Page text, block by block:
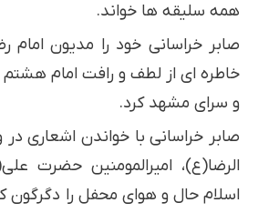
همه سلیقه ها خواند.
صابر خراسانی خود را مدیون امام
خاطره ای از لطف و رافت امام
و سرای مشهد کرد.
صابر خراسانی با خواندن اشعاری
الرضا(ع)، امیرالمومنین حضرت
اسلام حال و‌ هوای محفل را دگرگون